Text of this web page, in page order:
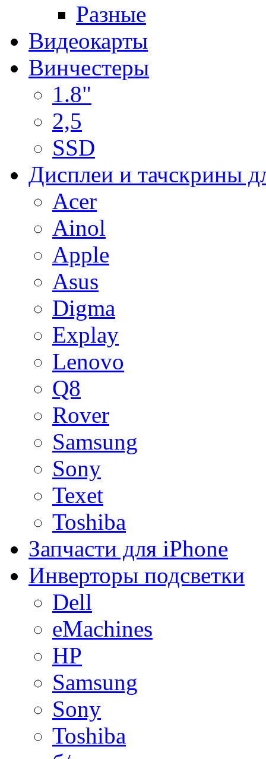
Разные
Видеокарты
Винчестеры
1.8"
2,5
SSD
Дисплеи и тачскрины
Acer
Ainol
Apple
Asus
Digma
Explay
Lenovo
Q8
Rover
Samsung
Sony
Texet
Toshiba
Запчасти для iPhone
Инверторы подсветки
Dell
eMachines
HP
Samsung
Sony
Toshiba